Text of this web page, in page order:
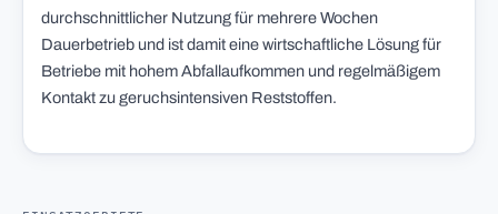
durchschnittlicher Nutzung für mehrere Wochen
Dauerbetrieb und ist damit eine wirtschaftliche Lösung für
Betriebe mit hohem Abfallaufkommen und regelmäßigem
Kontakt zu geruchsintensiven Reststoffen.